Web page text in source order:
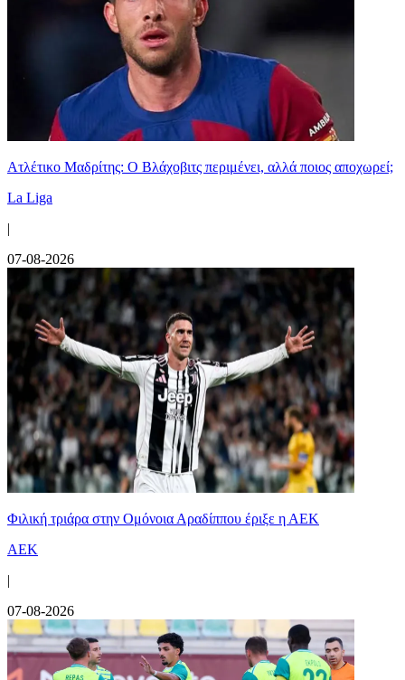
Ατλέτικο Μαδρίτης: Ο Βλάχοβιτς περιμένει, αλλά ποιος αποχωρεί;
La Liga
|
07-08-2026
Φιλική τριάρα στην Ομόνοια Αραδίππου έριξε η ΑΕΚ
ΑΕΚ
|
07-08-2026